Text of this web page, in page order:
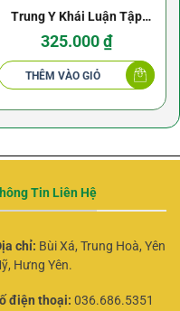
Trung Y Khái Luận Tập
1+2+3 (NXB Y Học 1961)
325.000₫
THÊM VÀO GIỎ
Tin Liên Hệ
chỉ: Bùi Xá, Trung Hoà, Yên
Hưng Yên.
điện thoại: 036.686.5351